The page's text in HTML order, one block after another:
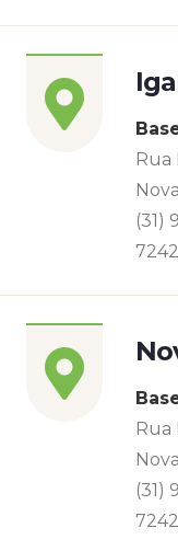
Rua
(31)
7242
Rua
(31)
7242